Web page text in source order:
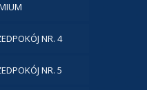
NR. 4
NR. 5